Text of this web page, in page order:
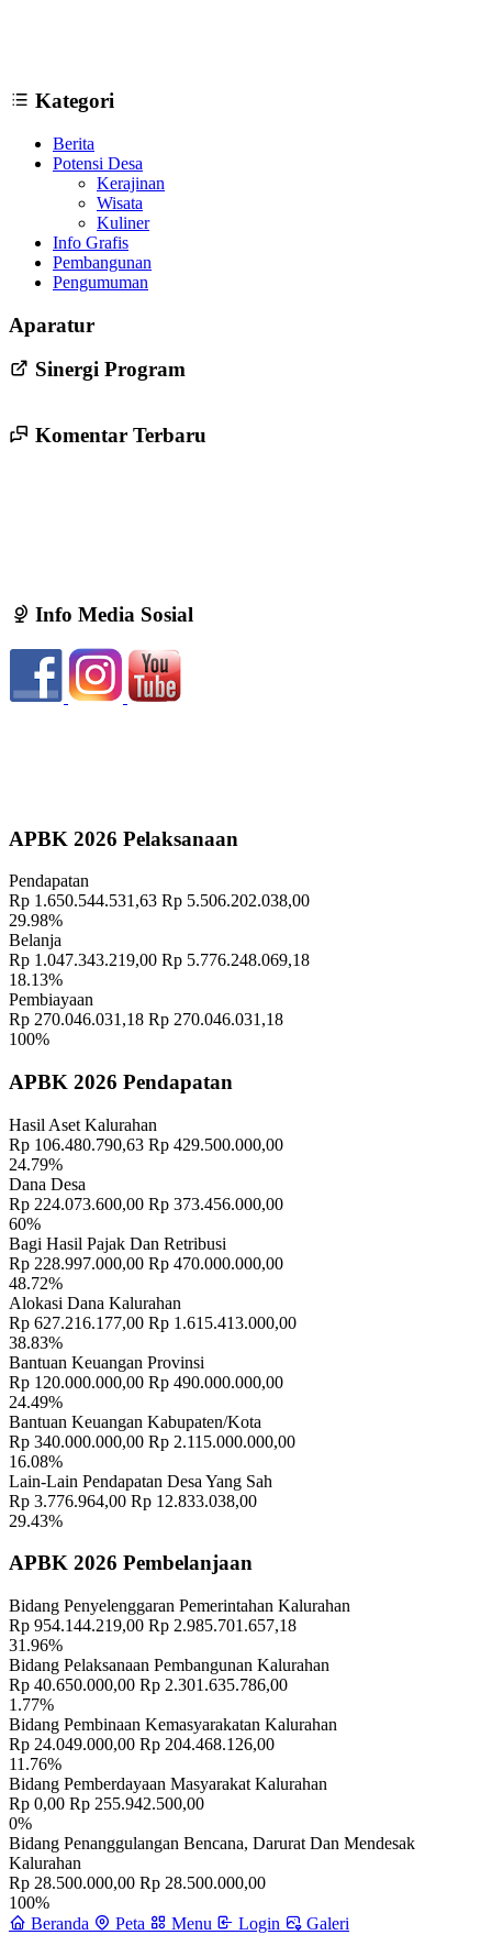
2022-2028 24 Mei 2022
Informasi Lengkap Tentang BUMDes Yang Harus Anda Ketahui
Mei 2019
Sejarah 30 April 2014
Kategori
Berita
Potensi Desa
Kerajinan
Wisata
Kuliner
Info Grafis
Pembangunan
Pengumuman
Aparatur
Sinergi Program
Komentar Terbaru
Info Media Sosial
APBK 2026 Pelaksanaan
Pendapatan
Rp 1.650.544.531,63 Rp 5.506.202.038,00
29.98%
Belanja
Rp 1.047.343.219,00 Rp 5.776.248.069,18
18.13%
Pembiayaan
Rp 270.046.031,18 Rp 270.046.031,18
100%
APBK 2026 Pendapatan
Hasil Aset Kalurahan
Rp 106.480.790,63 Rp 429.500.000,00
24.79%
Dana Desa
Rp 224.073.600,00 Rp 373.456.000,00
60%
Bagi Hasil Pajak Dan Retribusi
Rp 228.997.000,00 Rp 470.000.000,00
48.72%
Alokasi Dana Kalurahan
Rp 627.216.177,00 Rp 1.615.413.000,00
38.83%
Bantuan Keuangan Provinsi
Rp 120.000.000,00 Rp 490.000.000,00
24.49%
Bantuan Keuangan Kabupaten/Kota
Rp 340.000.000,00 Rp 2.115.000.000,00
16.08%
Lain-Lain Pendapatan Desa Yang Sah
Rp 3.776.964,00 Rp 12.833.038,00
29.43%
APBK 2026 Pembelanjaan
Bidang Penyelenggaran Pemerintahan Kalurahan
Rp 954.144.219,00 Rp 2.985.701.657,18
31.96%
Bidang Pelaksanaan Pembangunan Kalurahan
Rp 40.650.000,00 Rp 2.301.635.786,00
1.77%
Bidang Pembinaan Kemasyarakatan Kalurahan
Rp 24.049.000,00 Rp 204.468.126,00
11.76%
Bidang Pemberdayaan Masyarakat Kalurahan
Rp 0,00 Rp 255.942.500,00
0%
Bidang Penanggulangan Bencana, Darurat Dan Mendesak
Kalurahan
Rp 28.500.000,00 Rp 28.500.000,00
100%
Beranda
Peta Menu Login Galeri